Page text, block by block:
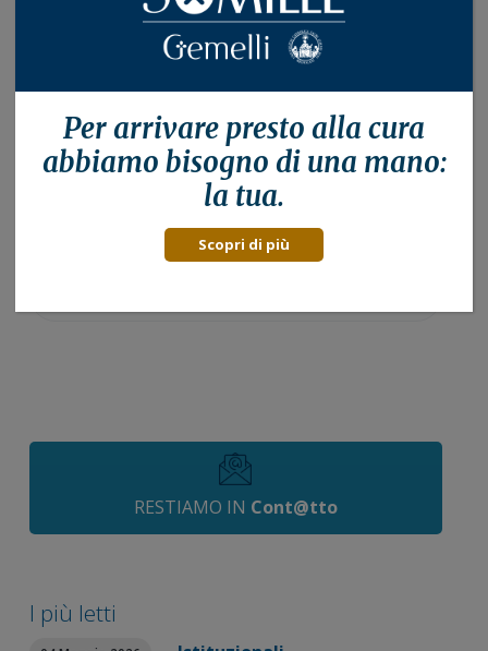
RESTIAMO IN Cont@tto
I più letti
Per arrivare presto alla cura
abbiamo bisogno di una mano:
la tua.
Scopri di più